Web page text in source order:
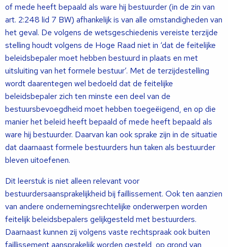
of mede heeft bepaald als ware hij bestuurder (in de zin van
art. 2:248 lid 7 BW) afhankelijk is van alle omstandigheden van
het geval. De volgens de wetsgeschiedenis vereiste terzijde
stelling houdt volgens de Hoge Raad niet in ‘dat de feitelijke
beleidsbepaler moet hebben bestuurd in plaats en met
uitsluiting van het formele bestuur’. Met de terzijdestelling
wordt daarentegen wel bedoeld dat de feitelijke
beleidsbepaler zich ten minste een deel van de
bestuursbevoegdheid moet hebben toegeëigend, en op die
manier het beleid heeft bepaald of mede heeft bepaald als
ware hij bestuurder. Daarvan kan ook sprake zijn in de situatie
dat daarnaast formele bestuurders hun taken als bestuurder
bleven uitoefenen.
Dit leerstuk is niet alleen relevant voor
bestuurdersaansprakelijkheid bij faillissement. Ook ten aanzien
van andere ondernemingsrechtelijke onderwerpen worden
feitelijk beleidsbepalers gelijkgesteld met bestuurders.
Daarnaast kunnen zij volgens vaste rechtspraak ook buiten
faillissement aansprakelijk worden gesteld, op grond van